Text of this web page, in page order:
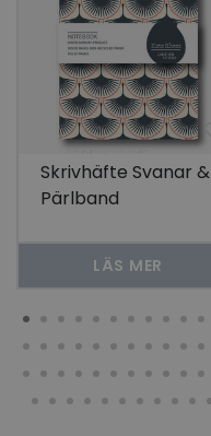
Skrivhäfte Svanar &
Pärlband
LÄS MER